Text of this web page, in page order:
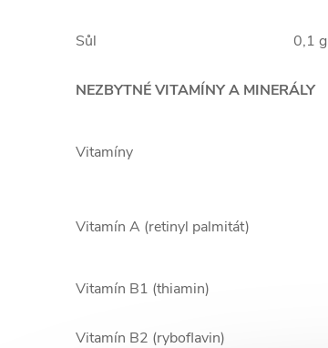
Sůl 0,1 g
NEZBYTNÉ VITAMÍNY A MINERÁLY
Vitamíny
Vitamín A (retinyl palmitát)
Vitamín B1 (thiamin)
Vitamín B2 (ryboflavin)